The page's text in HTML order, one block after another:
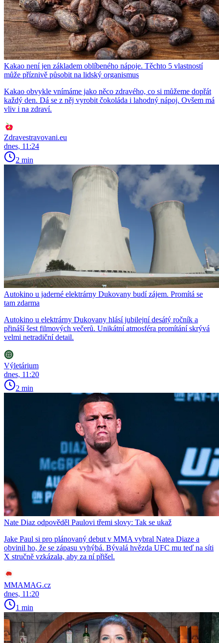
Kakao není jen základem oblíbeného nápoje. Těchto 5 vlastností
může příznivě působit na lidský organismus
Kakao obvykle vnímáme jako něco zdravého, co si můžeme dopřát
každý den. Dá se z něj vyrobit čokoláda i lahodný nápoj. Ovšem má
vliv i na zdraví.
Zdravestravovani.eu
dnes, 11:24
2 min
Autokino u jaderné elektrárny Dukovany budí zájem. Promítá se
tam zdarma
Autokino u elektrárny Dukovany hlásí jubilejní desátý ročník a
přináší šest filmových večerů. Unikátní atmosféra promítání skrývá
velmi netradiční detail.
Výletárium
dnes, 11:20
2 min
Nate Diaz odpověděl Paulovi třemi slovy: Tak se ukaž
Jake Paul si pro plánovaný debut v MMA vybral Natea Diaze a
obvinil ho, že se zápasu vyhýbá. Bývalá hvězda UFC mu teď na síti
X stručně vzkázala, aby za ní přišel.
MMAMAG.cz
dnes, 11:20
1 min